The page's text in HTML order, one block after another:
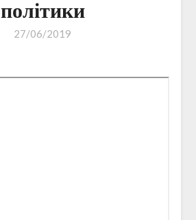
політики
27/06/2019